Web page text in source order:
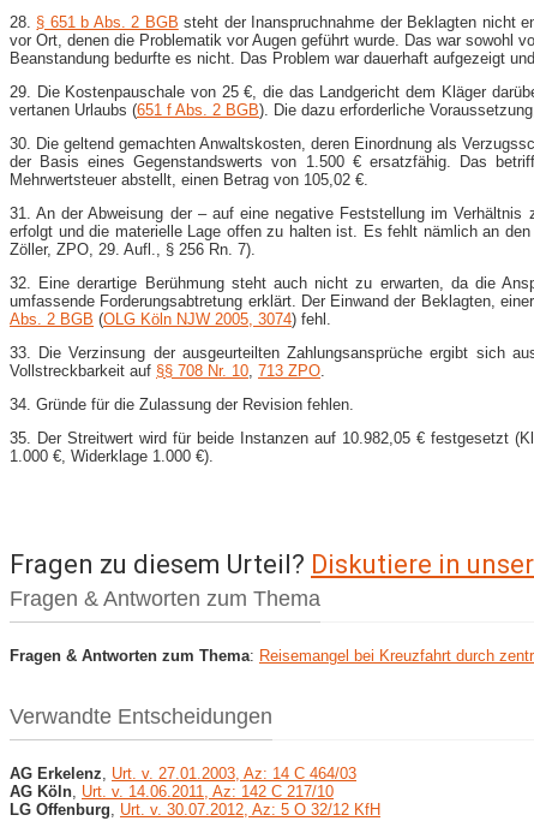
28. § 651 b Abs. 2 BGB steht der Inanspruchnahme der Beklagten nicht
vor Ort, denen die Problematik vor Augen geführt wurde. Das war sowohl
Beanstandung bedurfte es nicht. Das Problem war dauerhaft aufgezeigt
29. Die Kostenpauschale von 25 €, die das Landgericht dem Kläger
vertanen Urlaubs (651 f Abs. 2 BGB). Die dazu erforderliche
30. Die geltend gemachten Anwaltskosten, deren Einordnung als
der Basis eines Gegenstandswerts von 1.500 € ersatzfähig. Das
Mehrwertsteuer abstellt, einen Betrag von 105,02 €.
31. An der Abweisung der – auf eine negative Feststellung im
erfolgt und die materielle Lage offen zu halten ist. Es fehlt nämlich an den
Zöller, ZPO, 29. Aufl., § 256 Rn. 7).
32. Eine derartige Berühmung steht auch nicht zu erwarten, da die
umfassende Forderungsabtretung erklärt. Der Einwand der Beklagten,
Abs. 2 BGB (OLG Köln NJW 2005, 3074) fehl.
33. Die Verzinsung der ausgeurteilten Zahlungsansprüche ergibt sich
Vollstreckbarkeit auf §§ 708 Nr. 10 713 ZPO
34. Gründe für die Zulassung der Revision fehlen.
35. Der Streitwert wird für beide Instanzen auf 10.982,05 € festgesetzt
1.000 €, Widerklage 1.000 €).
Fragen zu diesem Urteil? Diskutiere in
Fragen & Antworten zum Thema
Fragen & Antworten zum Thema: Reisemangel bei Kreuzfahrt durch
Verwandte Entscheidungen
AG Erkelenz
Urt. v. 27.01.2003, Az: 14 C 464/03
AG Köln Urt. v. 14.06.2011, Az: 142 C 217/10
LG Offenburg
Urt. v. 30.07.2012, Az: 5 O 32/12 KfH